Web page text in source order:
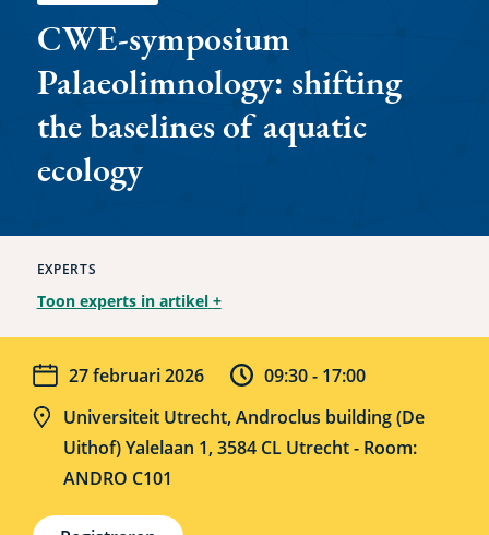
CWE-symposium
Palaeolimnology: shifting
the baselines of aquatic
ecology
EXPERTS
Toon experts in artikel +
Datum27 februari 2026 Tijd 09:30 - 17:00
LocatieUniversiteit Utrecht, Androclus building (De
Uithof) Yalelaan 1, 3584 CL Utrecht - Room:
ANDRO C101